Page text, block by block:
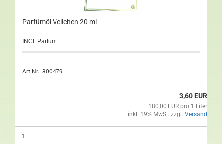
Parfümöl Veilchen 20 ml
INCI: Parfum
Art.Nr.: 300479
3,60 EUR
180,00 EUR pro 1 Liter
inkl. 19% MwSt. zzgl. Versand